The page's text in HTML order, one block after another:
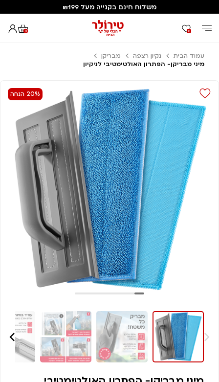
משלוח חינם בקנייה מעל ₪199
0 0
עמוד הבית נקיון רצפה
מבריקן
מיני מבריקן- הפתרון האולטימטיבי לניקיון
20% הנחה